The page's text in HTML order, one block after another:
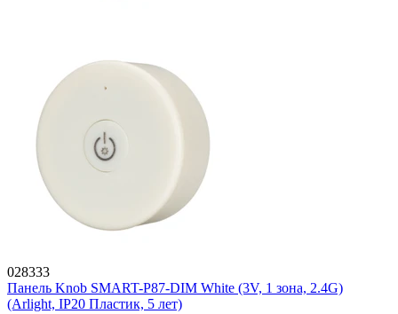
028333
Панель Knob SMART-P87-DIM White (3V, 1 зона, 2.4G)
(Arlight, IP20 Пластик, 5 лет)